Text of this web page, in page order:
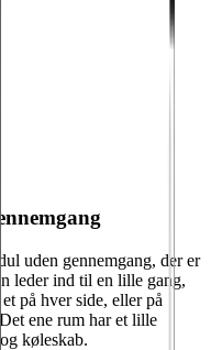
uden gennemgang, der er
leder ind til en lille gang,
på hver side, eller på
ene rum har et lille
køleskab.